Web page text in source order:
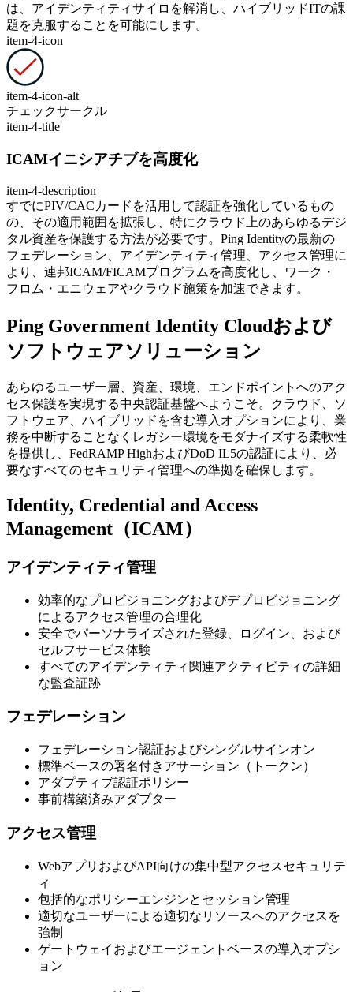
は、アイデンティティサイロを解消し、ハイブリッドITの課
題を克服することを可能にします。
item-4-icon
item-4-icon-alt
チェックサークル
item-4-title
ICAMイニシアチブを高度化
item-4-description
すでにPIV/CACカードを活用して認証を強化しているもの
の、その適用範囲を拡張し、特にクラウド上のあらゆるデジ
タル資産を保護する方法が必要です。Ping Identityの最新の
フェデレーション、アイデンティティ管理、アクセス管理に
より、連邦ICAM/FICAMプログラムを高度化し、ワーク・
フロム・エニウェアやクラウド施策を加速できます。
Ping Government Identity Cloudおよび
ソフトウェアソリューション
あらゆるユーザー層、資産、環境、エンドポイントへのアク
セス保護を実現する中央認証基盤へようこそ。クラウド、ソ
フトウェア、ハイブリッドを含む導入オプションにより、業
務を中断することなくレガシー環境をモダナイズする柔軟性
を提供し、FedRAMP HighおよびDoD IL5の認証により、必
要なすべてのセキュリティ管理への準拠を確保します。
Identity, Credential and Access
Management（ICAM）
アイデンティティ管理
効率的なプロビジョニングおよびデプロビジョニング
によるアクセス管理の合理化
安全でパーソナライズされた登録、ログイン、および
セルフサービス体験
すべてのアイデンティティ関連アクティビティの詳細
な監査証跡
フェデレーション
フェデレーション認証およびシングルサインオン
標準ベースの署名付きアサーション（トークン）
アダプティブ認証ポリシー
事前構築済みアダプター
アクセス管理
WebアプリおよびAPI向けの集中型アクセスセキュリテ
ィ
包括的なポリシーエンジンとセッション管理
適切なユーザーによる適切なリソースへのアクセスを
強制
ゲートウェイおよびエージェントベースの導入オプシ
ョン